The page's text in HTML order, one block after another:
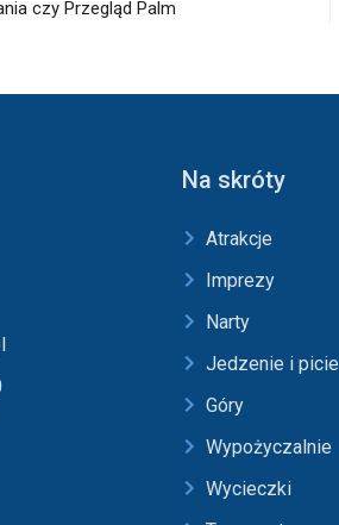
czy Przegląd Palm
Na skróty
Atrakcje
Imprezy
Narty
Jedzenie i picie
Góry
Wypożyczalnie
Wycieczki